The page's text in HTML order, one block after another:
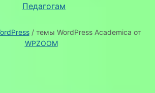
Педагогам
/ темы WordPress Academica от
WPZOOM